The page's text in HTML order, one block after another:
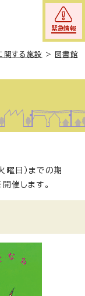
緊急情報
関する施設 > 図書館
日）までの期
催します。